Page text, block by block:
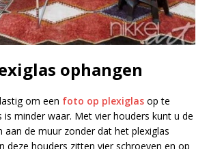
ophangen
om een foto op plexiglas op te
is minder waar. Met vier houders kunt u de
de muur zonder dat het plexiglas
deze houders zitten vier schroeven en op